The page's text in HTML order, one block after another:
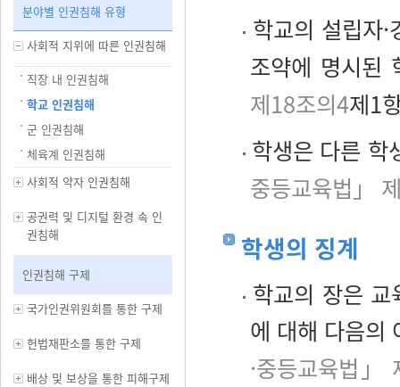
분야별 인권침해 유형
사회적 지위에 따른 인권침해
직장 내 인권침해
학교 인권침해
군 인권침해
체육계 인권침해
사회적 약자 인권침해
공권력 및 디지털 환경 속 인
권침해
인권침해 구제
국가인권위원회를 통한 구제
헌법재판소를 통한 구제
배상 및 보상을 통한 피해구제
학교의 설립자
조약에 명시된
제18조의4제1
학생은 다른 학
중등교육법」
학생의 징계
학교의 장은
에 대해 다음의
·중등교육법」